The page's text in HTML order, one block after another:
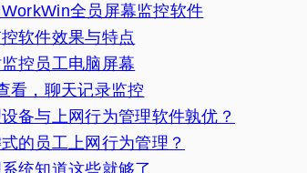
全员屏幕监控软件
软件效果与特点
控员工电脑屏幕
看，聊天记录监控
设备与上网行为管理软件孰优？
的员工上网行为管理？
系统知道这些就够了